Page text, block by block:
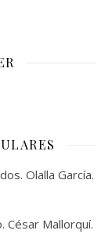
Olalla García.
César Mallorquí.